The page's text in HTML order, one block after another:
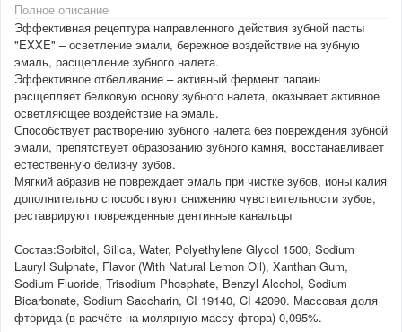
Полное описание
Эффективная рецептура направленного действия зубной пасты
"EXXE" – осветление эмали, бережное воздействие на зубную
эмаль, расщепление зубного налета.
Эффективное отбеливание – активный фермент папаин
расщепляет белковую основу зубного налета, оказывает активное
осветляющее воздействие на эмаль.
Способствует растворению зубного налета без повреждения зубной
эмали, препятствует образованию зубного камня, восстанавливает
естественную белизну зубов.
Мягкий абразив не повреждает эмаль при чистке зубов, ионы калия
дополнительно способствуют снижению чувствительности зубов,
реставрируют поврежденные дентинные канальцы
Состав:Sorbitol, Silica, Water, Polyethylene Glycol 1500, Sodium
Lauryl Sulphate, Flavor (With Natural Lemon Oil), Xanthan Gum,
Sodium Fluoride, Trisodium Phosphate, Benzyl Alcohol, Sodium
Bicarbonate, Sodium Saccharin, CI 19140, CI 42090. Массовая доля
фторида (в расчёте на молярную массу фтора) 0,095%.